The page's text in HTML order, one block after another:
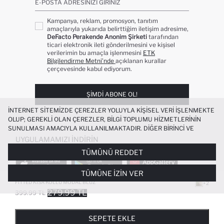
FITTED KISA KOLLU MODAL BLUZ
399.99 TL 279.99 TL
+2
SEPETE EKLE
E-POSTA ADRESINIZI GIRINIZ
Kampanya, reklam, promosyon, tanıtım
amaçlarıyla yukarıda belirttiğim iletişim adresime,
DeFacto Perakende Anonim Şirketi tarafından
ticari elektronik ileti gönderilmesini ve kişisel
verilerimin bu amaçla işlenmesini ETK
Bilgilendirme Metni’nde açıklanan kurallar
çerçevesinde kabul ediyorum.
ŞIMDI ABONE OL!
UYGULAMAMIZI İNDIRIN
POPÜLER KATEGORILER
KADIN BEYAZ TIŞÖRT
İNTERNET SITEMIZDE ÇEREZLER YOLUYLA KIŞISEL VERI IŞLENMEKTE
OLUP; GEREKLI OLAN ÇEREZLER, BILGI TOPLUMU HIZMETLERININ
SUNULMASI AMACIYLA KULLANILMAKTADIR. DIĞER BIRINCI VE
ÜÇÜNCÜ TARAF ÇEREZLER ISE SIZE DAHA IYI BIR ALIŞVERIŞ
DENEYIMI SUNULABILMESI, SITEMIZIN DAHA IŞLEVSEL KILINMASI VE
KIŞISELLEŞTIRMESI VE AÇIK RIZA VERMENIZ HALINDE, SIZLERE
YÖNELIK PAZARLAMA FAALIYETLERININ YAPILMASI AMAÇLARIYLA
SINIRLI OLARAK KULLANILACAKTIR. ÇEREZLERE DAIR TERCIHLERINIZI
ÇEREZ TERCIHLERIPANELI ARACILIĞIYLA HER ZAMAN YÖNETEBILIR,
ÇEREZLERLE ILGILI DAHA DETAYLI BILGIYE
TÜMÜNÜ REDDET
TÜMÜNE İZIN VER